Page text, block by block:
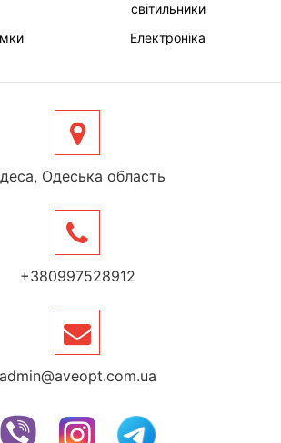
світильники
Електроніка
Одеська область
+380997528912
admin@aveopt.com.ua